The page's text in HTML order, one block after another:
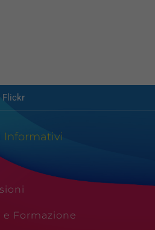
Flickr
Informativi
e Formazione